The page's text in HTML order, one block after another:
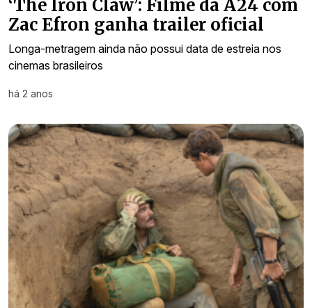
‘The Iron Claw’: Filme da A24 com
Zac Efron ganha trailer oficial
Longa-metragem ainda não possui data de estreia nos
cinemas brasileiros
há 2 anos